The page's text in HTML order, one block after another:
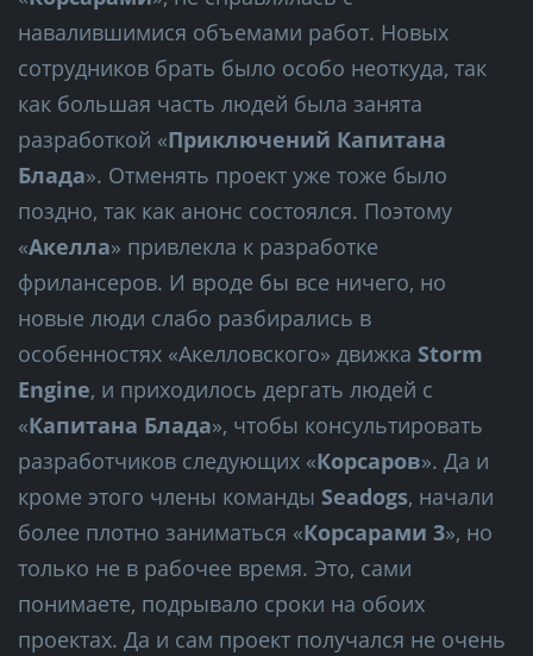
навалившимися объемами работ. Новых
сотрудников брать было особо неоткуда, так
как большая часть людей была занята
разработкой «Приключений Капитана
Блада». Отменять проект уже тоже было
поздно, так как анонс состоялся. Поэтому
«Акелла» привлекла к разработке
фрилансеров. И вроде бы все ничего, но
новые люди слабо разбирались в
особенностях «Акелловского» движка Storm
Engine, и приходилось дергать людей с
«Капитана Блада», чтобы консультировать
разработчиков следующих «Корсаров». Да и
кроме этого члены команды Seadogs, начали
более плотно заниматься «Корсарами 3», но
только не в рабочее время. Это, сами
понимаете, подрывало сроки на обоих
проектах. Да и сам проект получался не очень